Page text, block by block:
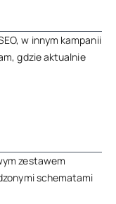
w innym kampanii
gdzie aktualnie
zestawem
schematami